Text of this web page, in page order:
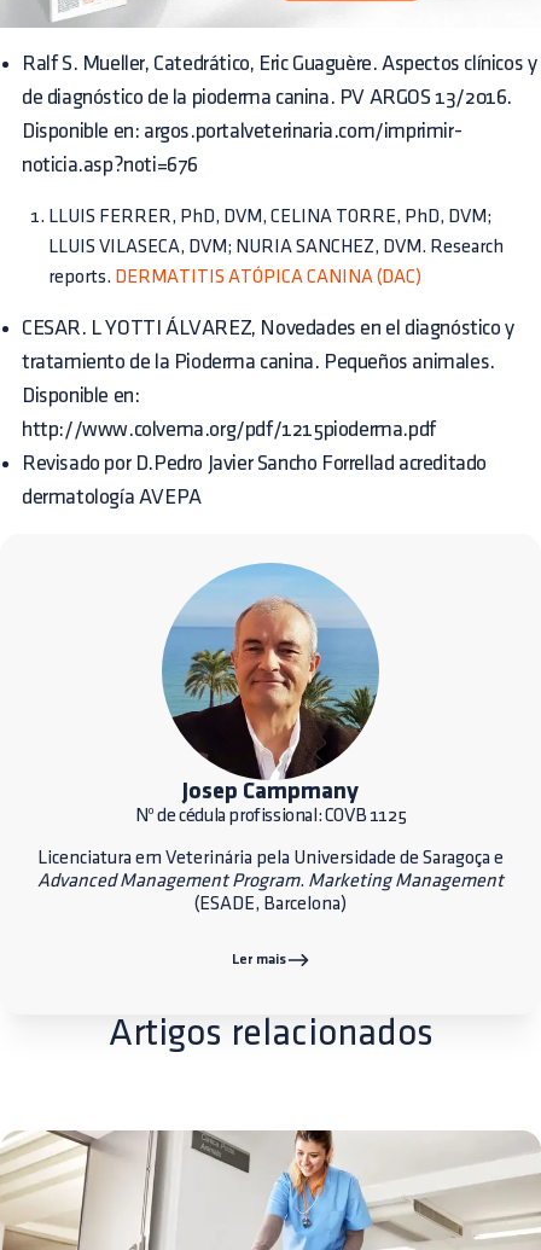
Ralf S. Mueller, Catedrático, Eric Guaguère. Aspectos clínicos y
de diagnóstico de la pioderma canina. PV ARGOS 13/2016.
Disponible en: argos.portalveterinaria.com/imprimir-
noticia.asp?noti=676
LLUIS FERRER, PhD, DVM, CELINA TORRE, PhD, DVM;
LLUIS VILASECA, DVM; NURIA SANCHEZ, DVM. Research
reports. DERMATITIS ATÓPICA CANINA (DAC)
CESAR. L YOTTI ÁLVAREZ, Novedades en el diagnóstico y
tratamiento de la Pioderma canina. Pequeños animales.
Disponible en:
http://www.colvema.org/pdf/1215pioderma.pdf
Revisado por D.Pedro Javier Sancho Forrellad acreditado
dermatología AVEPA
Josep Campmany
Nº de cédula profissional: COVB 1125
Licenciatura em Veterinária pela Universidade de Saragoça e
Advanced Management Program. Marketing Management
(ESADE, Barcelona)
Ler mais
Artigos relacionados